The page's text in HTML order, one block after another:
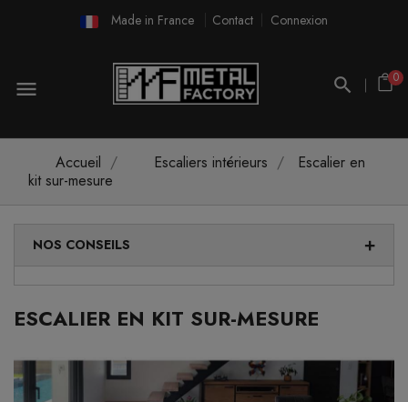
Made in France Contact Connexion
menu 0
Accueil Escaliers intérieurs
Escalier en
kit sur-mesure
NOS CONSEILS
ESCALIER EN KIT SUR-MESURE